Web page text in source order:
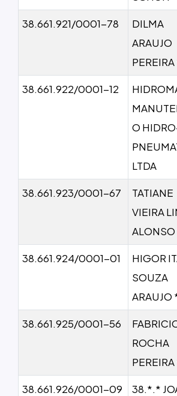
38.661.921/0001-78
DILMA
ARAUJO
PEREIRA
38.661.922/0001-12
O
LTDA
38.661.923/0001-67
TATIANE
VIEIRA
38.661.924/0001-01
HIGOR
SOUZA
ARAUJO
38.661.925/0001-56
ROCHA
PEREIRA
38.661.926/0001-09
38.*.*